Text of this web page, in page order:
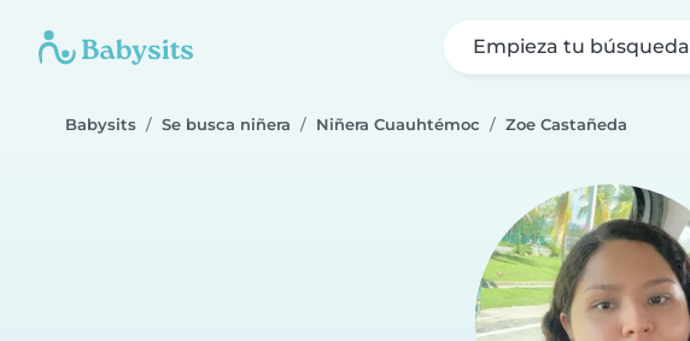
Empieza tu búsqueda
Babysits Se busca niñera Niñera Cuauhtémoc Zoe Castañeda